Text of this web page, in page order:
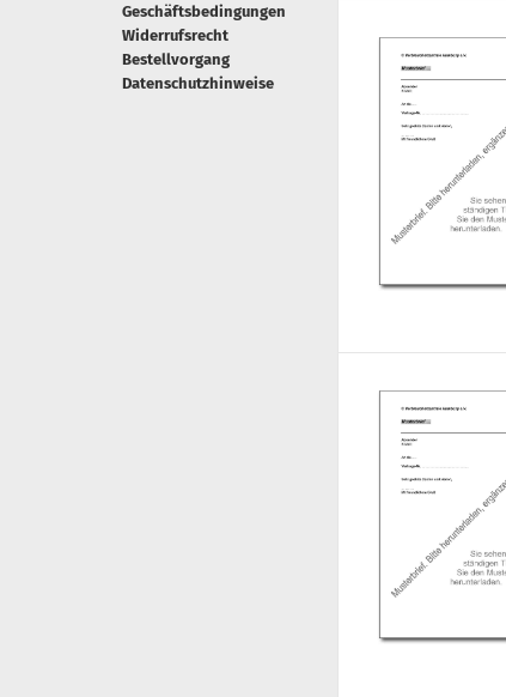
Geschäftsbedingungen
Widerrufsrecht
Bestellvorgang
Datenschutzhinweise